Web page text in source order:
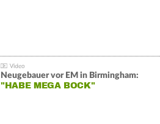
Neugebauer vor EM in Birmingham:
"HABE MEGA BOCK"